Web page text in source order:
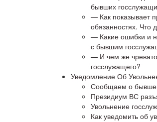
бывших
— Как показывает
обязанностях. Что
— Какие ошибки и
с бывшим
— И чем же
госслужащего?
Уведомление Об
Сообщаем о
Президиум ВС
Увольнение
Как уведомить об